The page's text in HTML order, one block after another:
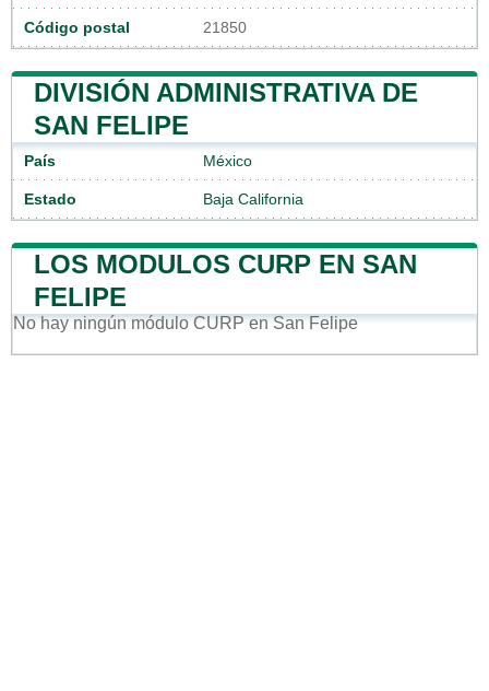
Código postal 21850
DIVISIÓN ADMINISTRATIVA DE
SAN FELIPE
País México
Estado Baja California
LOS MODULOS CURP EN SAN
FELIPE
No hay ningún módulo CURP en San Felipe